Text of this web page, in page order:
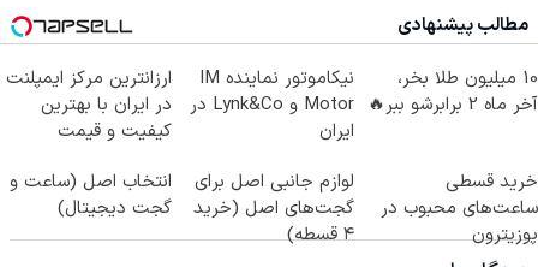
مطالب پیشنهادی
10 میلیون طلا بخر،
آخر ماه 2 برابرشو ببر🔥
نیکاموتور نماینده IM
Motor و Lynk&Co در
ایران
ارزانترین مرکز ایمپلنت
در ایران با بهترین
کیفیت و قیمت
خرید قسطی
ساعت‌های محبوب در
پوزیترون
لوازم جانبی اصل برای
گجت‌های اصل (خرید
۴ قسطه)
انتخاب اصل (ساعت و
گجت دیجیتال)